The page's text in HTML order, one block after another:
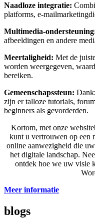
Naadloze integratie:
platforms, e-
Multimedia-
afbeeldingen en andere
Meertaligheid: Met de
worden weergegeven,
bereiken.
Gemeenschapssteun:
zijn er talloze tutorials,
beginners als gevorderden.
Kortom, met onze
kunt u vertrouwen op een
online aanwezigheid die
het digitale landschap.
ontdek hoe we uw visie
Meer informatie
blogs